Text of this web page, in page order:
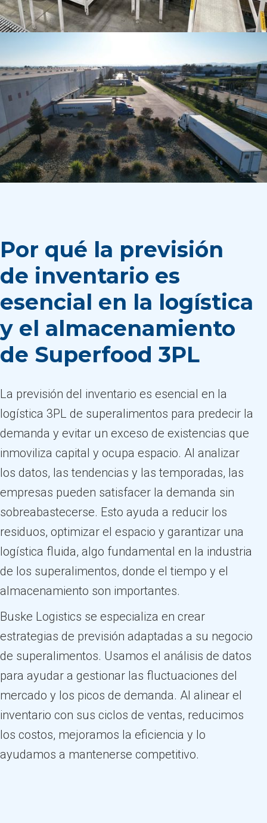
Por qué la previsión
de inventario es
esencial en la logística
y el almacenamiento
de Superfood 3PL
La previsión del inventario es esencial en la
logística 3PL de superalimentos para predecir la
demanda y evitar un exceso de existencias que
inmoviliza capital y ocupa espacio. Al analizar
los datos, las tendencias y las temporadas, las
empresas pueden satisfacer la demanda sin
sobreabastecerse. Esto ayuda a reducir los
residuos, optimizar el espacio y garantizar una
logística fluida, algo fundamental en la industria
de los superalimentos, donde el tiempo y el
almacenamiento son importantes.
Buske Logistics se especializa en crear
estrategias de previsión adaptadas a su negocio
de superalimentos. Usamos el análisis de datos
para ayudar a gestionar las fluctuaciones del
mercado y los picos de demanda. Al alinear el
inventario con sus ciclos de ventas, reducimos
los costos, mejoramos la eficiencia y lo
ayudamos a mantenerse competitivo.